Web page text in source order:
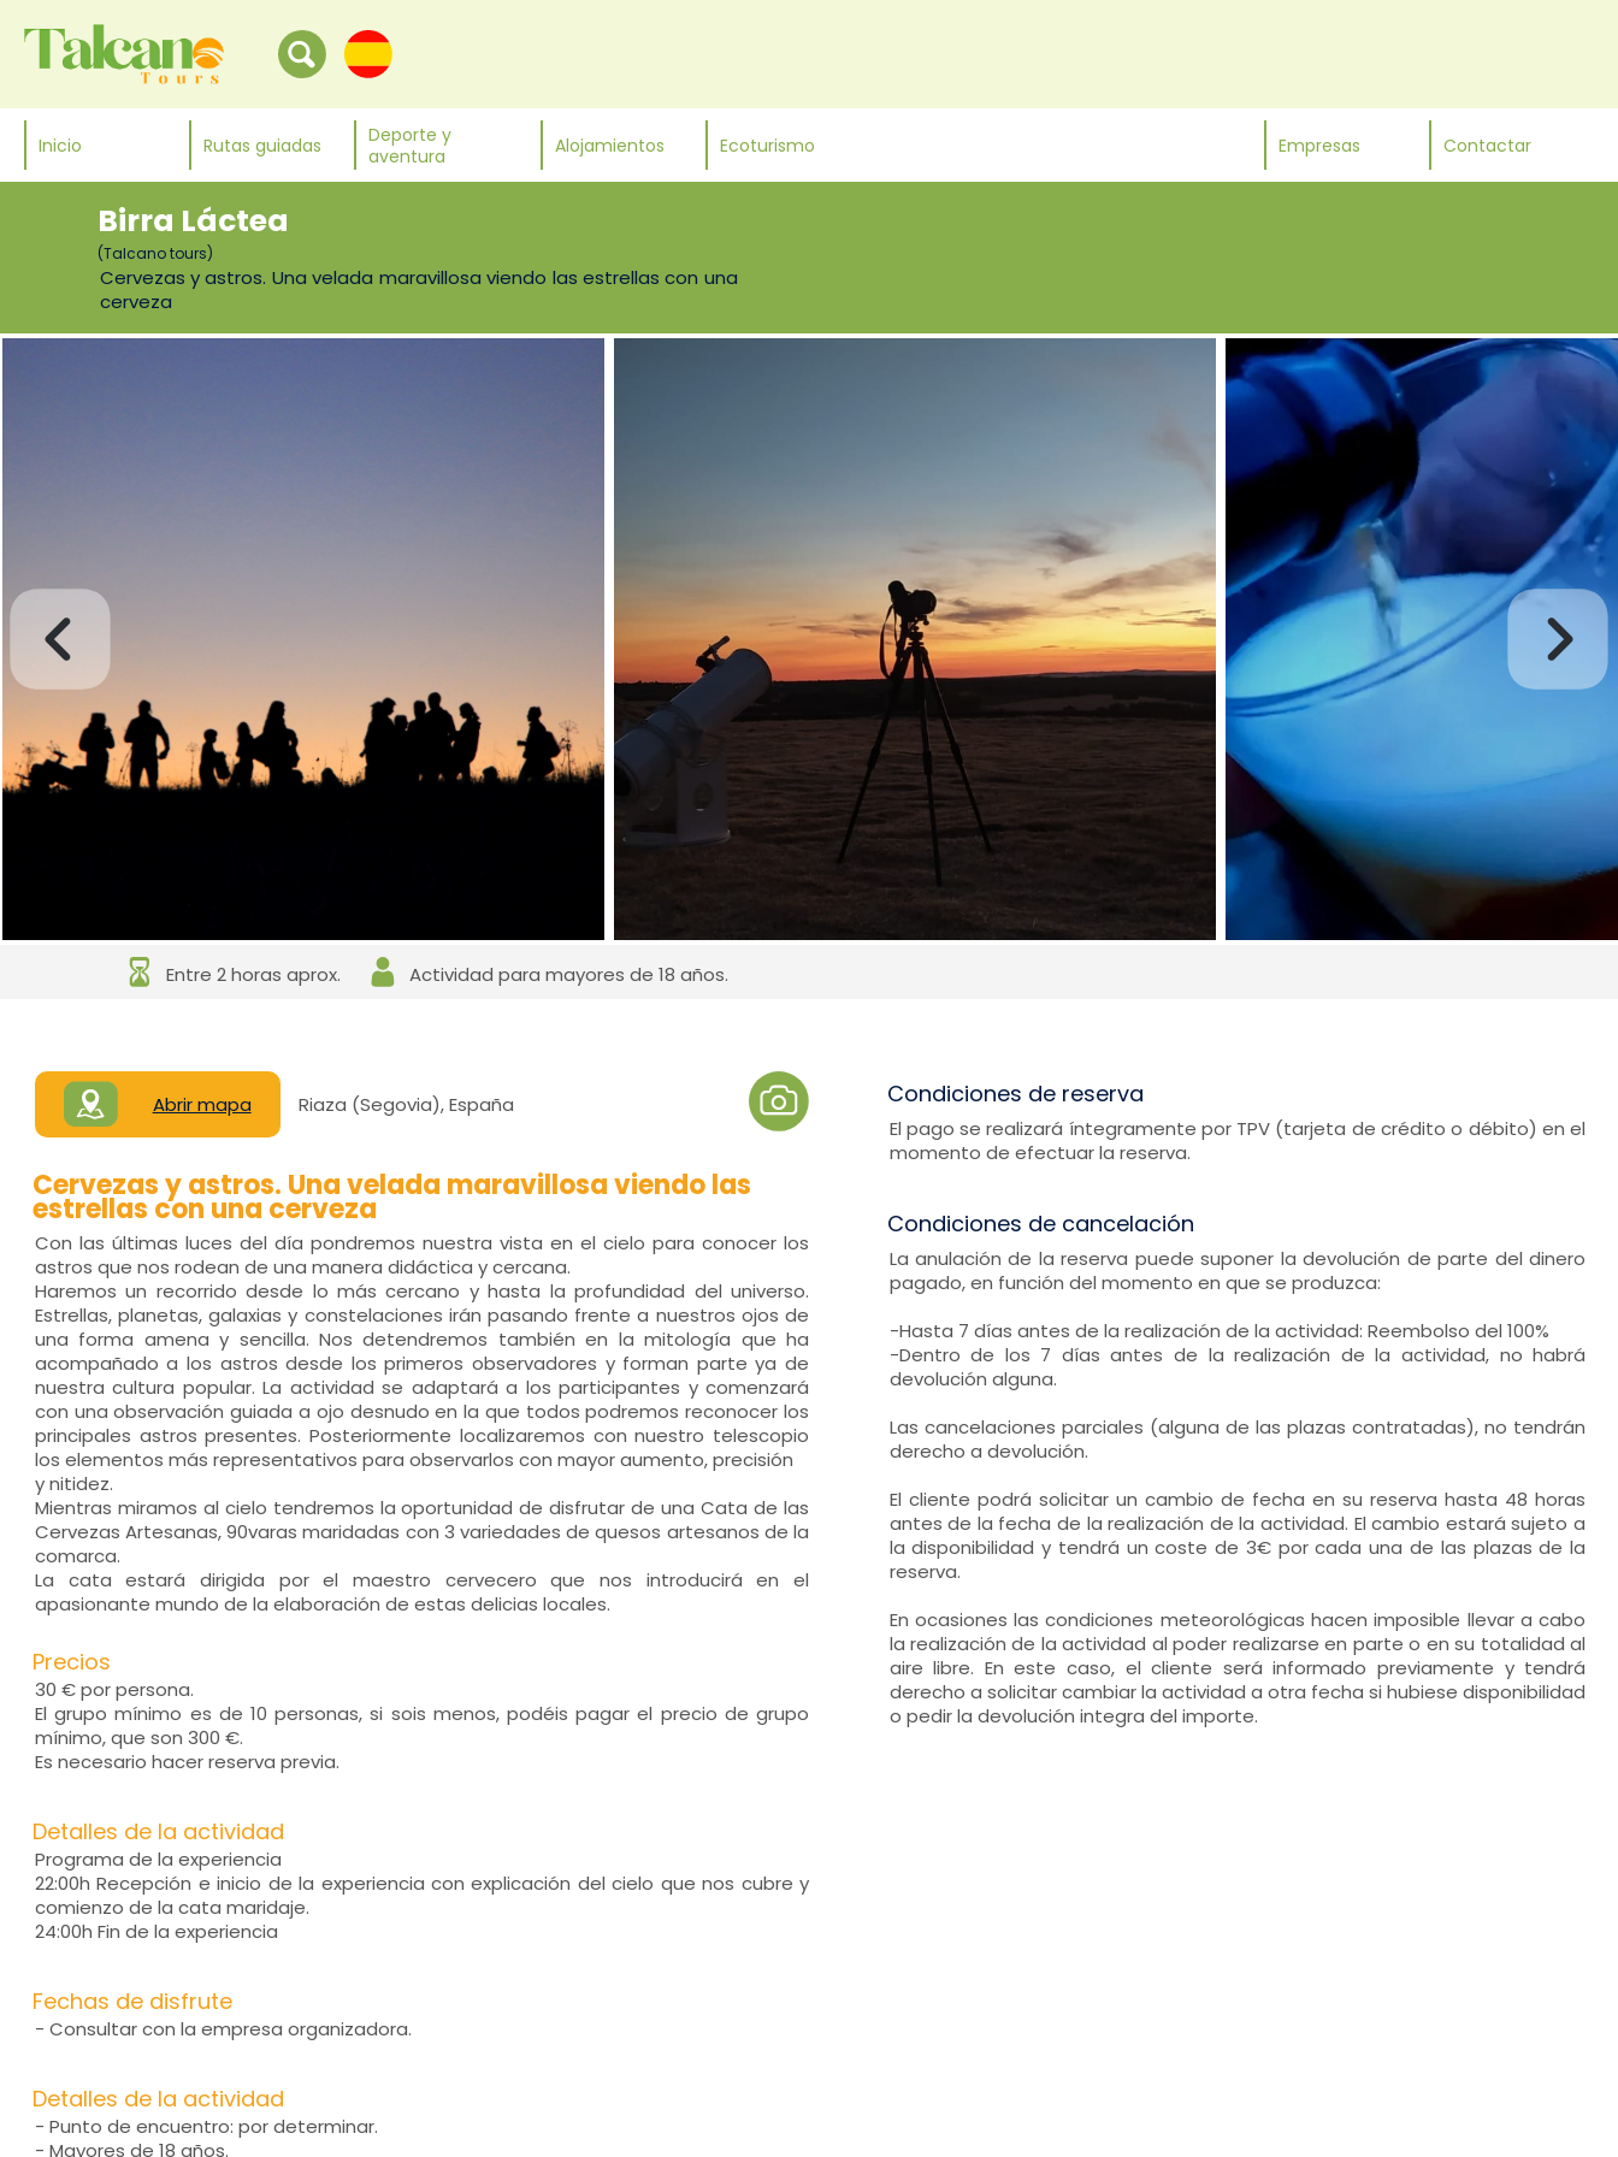
Inicio Rutas guiadas
Deporte y
aventura
Alojamientos Ecoturismo Empresas Contactar
Birra Láctea
(Talcano tours)
Cervezas y astros. Una velada maravillosa viendo las estrellas con una
cerveza
Entre 2 horas aprox. Actividad para mayores de 18 años.
Abrir mapa Riaza (Segovia), España
Cervezas y astros. Una velada maravillosa viendo las
estrellas con una cerveza
Con las últimas luces del día pondremos nuestra vista en el cielo para conocer los
astros que nos rodean de una manera didáctica y cercana.
Haremos un recorrido desde lo más cercano y hasta la profundidad del universo.
Estrellas, planetas, galaxias y constelaciones irán pasando frente a nuestros ojos de
una forma amena y sencilla. Nos detendremos también en la mitología que ha
acompañado a los astros desde los primeros observadores y forman parte ya de
nuestra cultura popular. La actividad se adaptará a los participantes y comenzará
con una observación guiada a ojo desnudo en la que todos podremos reconocer los
principales astros presentes. Posteriormente localizaremos con nuestro telescopio
los elementos más representativos para observarlos con mayor aumento, precisión
y nitidez.
Mientras miramos al cielo tendremos la oportunidad de disfrutar de una Cata de las
Cervezas Artesanas, 90varas maridadas con 3 variedades de quesos artesanos de la
comarca.
La cata estará dirigida por el maestro cervecero que nos introducirá en el
apasionante mundo de la elaboración de estas delicias locales.
Precios
30 € por persona.
El grupo mínimo es de 10 personas, si sois menos, podéis pagar el precio de grupo
mínimo, que son 300 €.
Es necesario hacer reserva previa.
Detalles de la actividad
Programa de la experiencia
22:00h Recepción e inicio de la experiencia con explicación del cielo que nos cubre y
comienzo de la cata maridaje.
24:00h Fin de la experiencia
Fechas de disfrute
- Consultar con la empresa organizadora.
Detalles de la actividad
- Punto de encuentro: por determinar.
- Mayores de 18 años.
Condiciones de reserva
El pago se realizará íntegramente por TPV (tarjeta de crédito o débito) en el
momento de efectuar la reserva.
Condiciones de cancelación
La anulación de la reserva puede suponer la devolución de parte del dinero
pagado, en función del momento en que se produzca:
-Hasta 7 días antes de la realización de la actividad: Reembolso del 100%
-Dentro de los 7 días antes de la realización de la actividad, no habrá
devolución alguna.
Las cancelaciones parciales (alguna de las plazas contratadas), no tendrán
derecho a devolución.
El cliente podrá solicitar un cambio de fecha en su reserva hasta 48 horas
antes de la fecha de la realización de la actividad. El cambio estará sujeto a
la disponibilidad y tendrá un coste de 3€ por cada una de las plazas de la
reserva.
En ocasiones las condiciones meteorológicas hacen imposible llevar a cabo
la realización de la actividad al poder realizarse en parte o en su totalidad al
aire libre. En este caso, el cliente será informado previamente y tendrá
derecho a solicitar cambiar la actividad a otra fecha si hubiese disponibilidad
o pedir la devolución integra del importe.